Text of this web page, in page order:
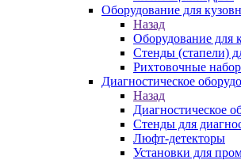
Оборудование для
Назад
Оборудование для
Стенды (стапели)
Рихтовочные
Диагностическое
Назад
Диагностическое
Стенды для
Люфт-детекторы
Установки для